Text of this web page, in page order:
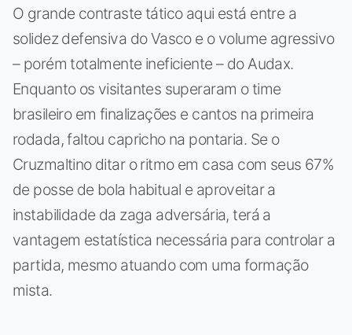
O grande contraste tático aqui está entre a
solidez defensiva do Vasco e o volume agressivo
– porém totalmente ineficiente – do Audax.
Enquanto os visitantes superaram o time
brasileiro em finalizações e cantos na primeira
rodada, faltou capricho na pontaria. Se o
Cruzmaltino ditar o ritmo em casa com seus 67%
de posse de bola habitual e aproveitar a
instabilidade da zaga adversária, terá a
vantagem estatística necessária para controlar a
partida, mesmo atuando com uma formação
mista.